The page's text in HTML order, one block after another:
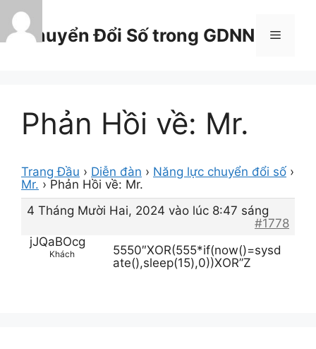
Chuyển
đến
nội
Chuyển Đổi Số trong GDNN Menu
Phản Hồi về: Mr.
Trang Đầu › Diễn đàn › Năng lực chuyển đổi số ›
Mr. › Phản Hồi về: Mr.
4 Tháng Mười Hai, 2024 vào lúc 8:47 sáng
#1778
jJQaBOcg
Khách
5550″XOR(555*if(now()=sysd
ate(),sleep(15),0))XOR”Z